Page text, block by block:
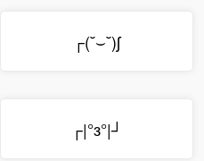
┌(˘⌣˘)ʃ
┌|°з°|┘